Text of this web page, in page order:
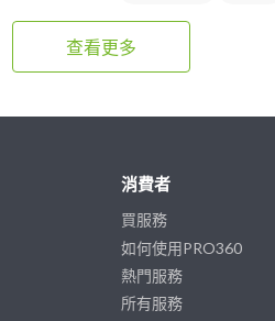
查看更多
消費者
買服務
如何使用PRO360
熱門服務
所有服務